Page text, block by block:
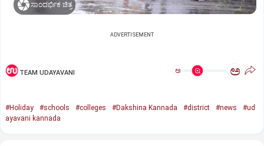
ಸಾಂದರ್ಭಿಕ ಚಿತ್ರ
ADVERTISEMENT
TEAM UDAYAVANI ಅ ಅ
#Holiday #schools #colleges #Dakshina Kannada #district #news
#ud
ayavani kannada